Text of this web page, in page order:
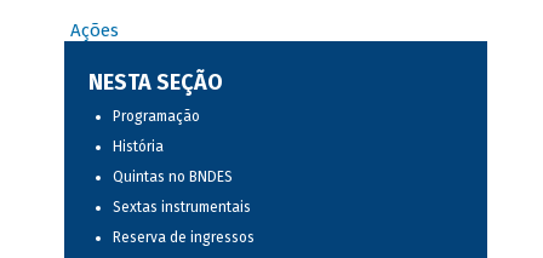
Ações
NESTA SEÇÃO
Programação
História
Quintas no BNDES
Sextas instrumentais
Reserva de ingressos